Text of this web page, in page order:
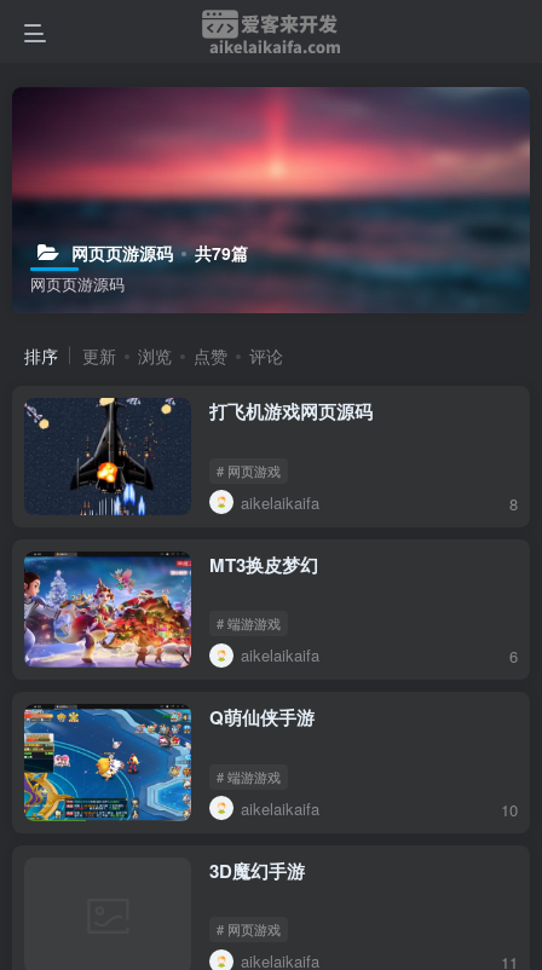
网页页游源码 共79篇
网页页游源码
排序 更新 浏览 点赞 评论
打飞机游戏网页源码
# 网页游戏
aikelaikaifa 8
MT3换皮梦幻
# 端游游戏
aikelaikaifa 6
Q萌仙侠手游
# 端游游戏
aikelaikaifa 10
3D魔幻手游
# 网页游戏
aikelaikaifa 11